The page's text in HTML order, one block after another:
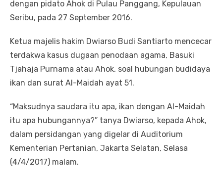
dengan pidato Ahok di Pulau Panggang, Kepulauan
Seribu, pada 27 September 2016.
Ketua majelis hakim Dwiarso Budi Santiarto mencecar
terdakwa kasus dugaan penodaan agama, Basuki
Tjahaja Purnama atau Ahok, soal hubungan budidaya
ikan dan surat Al-Maidah ayat 51.
“Maksudnya saudara itu apa, ikan dengan Al-Maidah
itu apa hubungannya?” tanya Dwiarso, kepada Ahok,
dalam persidangan yang digelar di Auditorium
Kementerian Pertanian, Jakarta Selatan, Selasa
(4/4/2017) malam.